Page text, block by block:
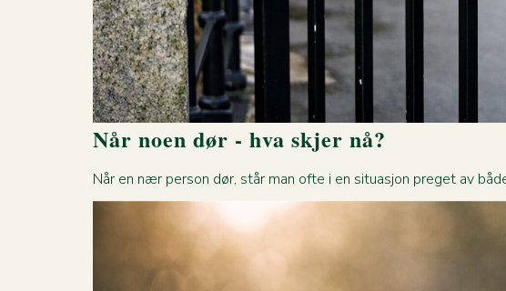
Når noen dør - hva skjer nå?
Når en nær person dør, står man ofte i en situasjon preget av